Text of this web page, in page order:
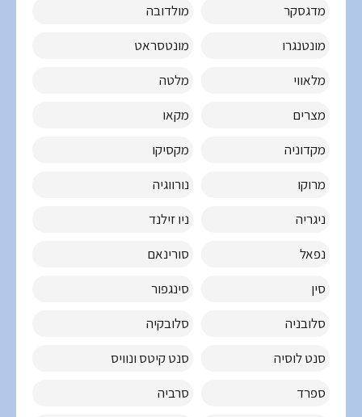
מדגסקר
מולדובה
מונטנגרו
מונטסראט
מלאווי
מלטה
מצרים
מקאו
מקדוניה
מקסיקו
מרוקו
נורווגיה
ניגריה
ניו זילנד
נפאל
סורינאם
סין
סינגפור
סלובניה
סלובקיה
סנט לוסיה
סנט קיטס ונוויס
ספרד
סרביה